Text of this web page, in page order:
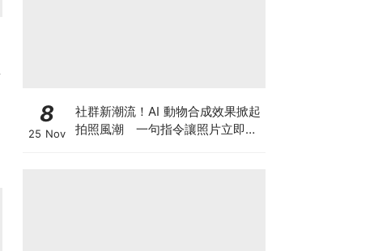
8
25 Nov
社群新潮流！AI 動物合成效果掀起
拍照風潮 一句指令讓照片立即升